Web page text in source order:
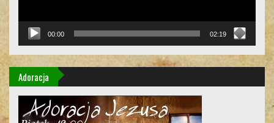
00:00 02:19
Adoracja